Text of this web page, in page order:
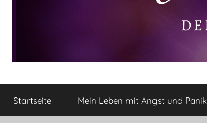
Yvis
Lifestyle
kleine
Lifestyle
Startseite Mein Leben mit Angst und Panik